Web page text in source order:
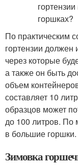
По практическим
гортензии должен
через которые
а также он быть
объем
составляет 10
образцов может
до 100 литров. По
в большие
Зимовка